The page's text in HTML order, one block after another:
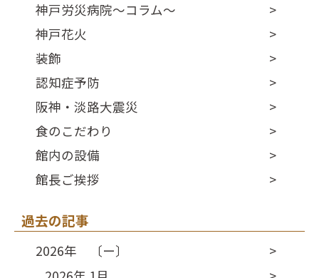
神戸労災病院～コラム～
神戸花火
装飾
認知症予防
阪神・淡路大震災
食のこだわり
館内の設備
館長ご挨拶
過去の記事
2026年 〔ー〕